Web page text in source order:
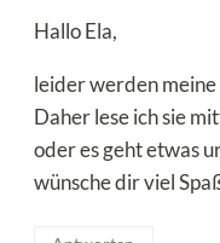
Hallo Ela,
leider werden
Daher lese ich sie
oder es geht etwas
wünsche dir viel